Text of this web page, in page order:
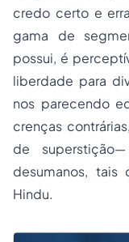
credo certo e
gama de
possui, é
liberdade para
nos parecendo
crenças
de
desumanos,
Hindu.